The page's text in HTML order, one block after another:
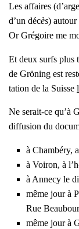
Les affaires
d’un décès) autour
Or Gré­goire me
Et deux surfs plus
de Grö­ning est
ta­tion de la Suisse
Ne serait-ce qu’à
dif­fu­sion du
à Cham­bé­ry,
à Voi­ron, à
à Anne­cy le
même jour à
Rue
même jour à